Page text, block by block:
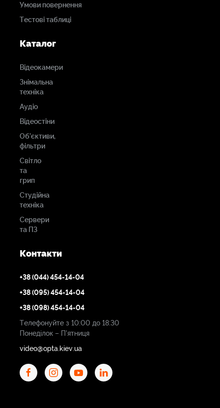
Умови повернення
Тестові таблиці
Каталог
Відеокамери
Знімальна
техніка
Аудіо
Відеостіни
Об'єктиви,
фільтри
Світло
та
грип
Студійна
техніка
Сервери
та ПЗ
Контакти
+38 (044) 454-14-04
+38 (095) 454-14-04
+38 (098) 454-14-04
Телефонуйте з 10:00 до 18:30
Понеділок – П'ятниця
video@opta.kiev.ua